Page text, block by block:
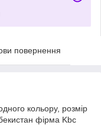
повернення
кольору, розмір
фірма Kbc